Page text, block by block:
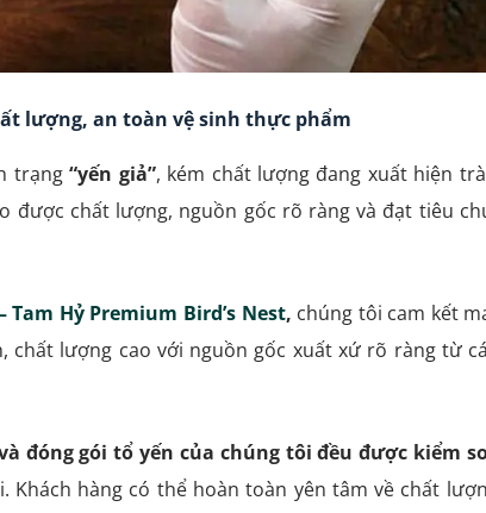
lượng, an toàn vệ sinh thực phẩm
trạng“yến giả”, kém chất lượng đang xuất hiện
được chất lượng, nguồn gốc rõ ràng và đạt tiêu
Tam Hỷ Premium Bird’s Nest, chúng tôi cam kết
chất lượng cao với nguồn gốc xuất xứ rõ ràng từ
đóng gói tổ yến của chúng tôi đều được kiểm
Khách hàng có thể hoàn toàn yên tâm về chất